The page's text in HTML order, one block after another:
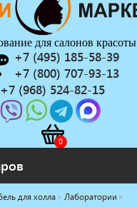
для салонов красоты
+7 (495) 185-58-39
+7 (800) 707-93-13
+7 (968) 524-82-15
для холла
Лаборатории